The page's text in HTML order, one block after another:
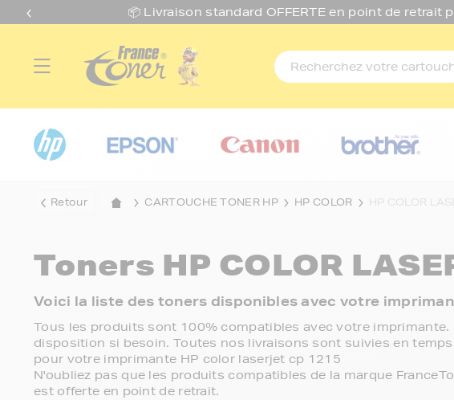
📦 Livraison standard OFFERTE en point de retrait
Retour CARTOUCHE TONER HP HP COLOR HP COLOR
Toners HP COLOR
Voici la liste des toners disponibles avec votre
Tous les produits sont 100% compatibles avec votre
disposition si besoin. Toutes nos livraisons sont suivies en
pour votre imprimante HP color laserjet cp 1215
N'oubliez pas que les produits compatibles de la marque
est offerte en point de retrait.